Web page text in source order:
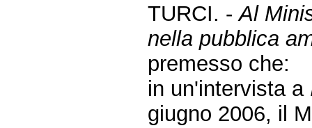
TURCI. -Al
nella pubblica
premesso che:
in un'intervista a
giugno 2006, il